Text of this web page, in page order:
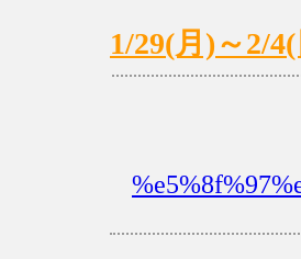
1/29(月)～2/